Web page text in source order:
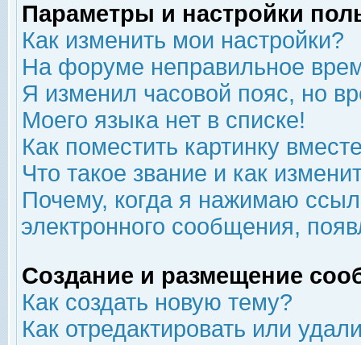
Параметры и настройки
Как изменить мои настройки?
На форуме неправильное
Я изменил часовой пояс, но
Моего языка нет в списке!
Как поместить картинку
Что такое звание и как
Почему, когда я нажимаю
электронного сообщения,
Создание и размещение
Как создать новую тему?
Как отредактировать или